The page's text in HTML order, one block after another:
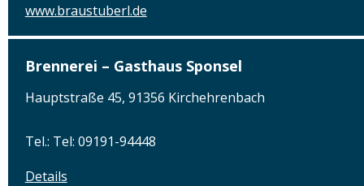
www.braustuberl.de
Brennerei – Gasthaus Sponsel
Hauptstraße 45, 91356 Kirchehrenbach
Tel.: Tel: 09191-94448
Details